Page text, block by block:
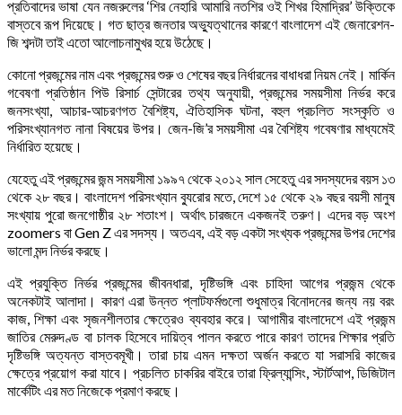
প্রতিবাদের ভাষা যেন নজরুলের ‘শির নেহারি আমারি নতশির ওই শিখর হিমাদ্রির’ উক্তিকে
বাস্তবে রূপ দিয়েছে। গত ছাত্র জনতার অভ্যুত্থানের কারণে বাংলাদেশ এই জেনারেশন-
জি শব্দটা তাই এতো আলোচনামুখর হয়ে উঠেছে।
কোনো প্রজন্মের নাম এবং প্রজন্মের শুরু ও শেষের বছর নির্ধারনের বাধাধরা নিয়ম নেই। মার্কিন
গবেষণা প্রতিষ্ঠান পিউ রিসার্চ সেন্টারের তথ্য অনুযায়ী, প্রজন্মের সময়সীমা নির্ভর করে
জনসংখ্যা, আচার-আচরণগত বৈশিষ্ট্য, ঐতিহাসিক ঘটনা, বহুল প্রচলিত সংস্কৃতি ও
পরিসংখ্যানগত নানা বিষয়ের উপর। জেন-জি’র সময়সীমা এর বৈশিষ্ট্য গবেষণার মাধ্যমেই
নির্ধারিত হয়েছে।
যেহেতু এই প্রজন্মের জন্ম সময়সীমা ১৯৯৭ থেকে ২০১২ সাল সেহেতু এর সদস্যদের বয়স ১৩
থেকে ২৮ বছর। বাংলাদেশ পরিসংখ্যান ব্যুরোর মতে, দেশে ১৫ থেকে ২৯ বছর বয়সী মানুষ
সংখ্যায় পুরো জনগোষ্ঠীর ২৮ শতাংশ। অর্থাৎ চারজনে একজনই তরুণ। এদের বড় অংশ
zoomers বা Gen Z এর সদস্য। অতএব, এই বড় একটা সংখ্যক প্রজন্মের উপর দেশের
ভালো মন্দ নির্ভর করছে।
এই প্রযুক্তি নির্ভর প্রজন্মের জীবনধারা, দৃষ্টিভঙ্গি এবং চাহিদা আগের প্রজন্ম থেকে
অনেকটাই আলাদা। কারণ এরা উন্নত প্লাটফর্মগুলো শুধুমাত্র বিনোদনের জন্য নয় বরং
কাজ, শিক্ষা এবং সৃজনশীলতার ক্ষেত্রেও ব্যবহার করে। আগামীর বাংলাদেশে এই প্রজন্ম
জাতির মেরুদণ্ড বা চালক হিসেবে দায়িত্ব পালন করতে পারে কারণ তাদের শিক্ষার প্রতি
দৃষ্টিভঙ্গি অত্যন্ত বাস্তবমূখী। তারা চায় এমন দক্ষতা অর্জন করতে যা সরাসরি কাজের
ক্ষেত্রে প্রয়োগ করা যাবে। প্রচলিত চাকরির বাইরে তারা ফ্রিল্যান্সিং, স্টার্টআপ, ডিজিটাল
মার্কেটিং এর মত নিজেকে প্রমাণ করছে।